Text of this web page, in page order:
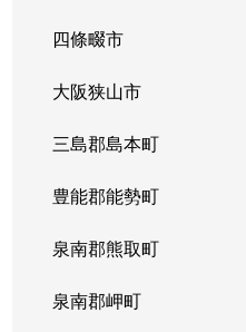
四條畷市
大阪狭山市
三島郡島本町
豊能郡能勢町
泉南郡熊取町
泉南郡岬町